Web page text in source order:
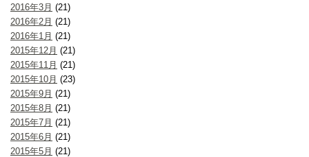
2016年3月 (21)
2016年2月 (21)
2016年1月 (21)
2015年12月 (21)
2015年11月 (21)
2015年10月 (23)
2015年9月 (21)
2015年8月 (21)
2015年7月 (21)
2015年6月 (21)
2015年5月 (21)